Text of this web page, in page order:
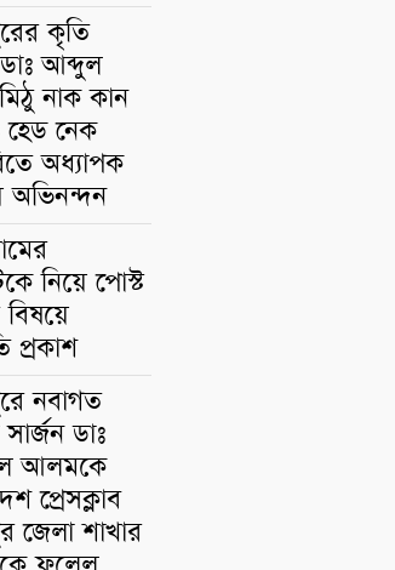
কৃতি
আব্দুল
নাক কান
নেক
অধ্যাপক
অভিনন্দন
নিয়ে পোস্ট
প্রকাশ
নবাগত
ডাঃ
আলমকে
প্রেসক্লাব
জেলা শাখার